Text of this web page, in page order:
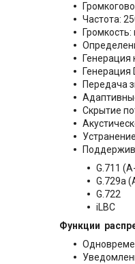
Частота:
Генерация
Передача
Скрытие
G.711
G.729a
G.722
iLBC
Функции